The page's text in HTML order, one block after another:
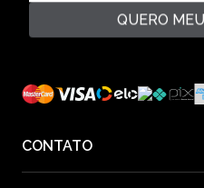
QUERO
CONTATO